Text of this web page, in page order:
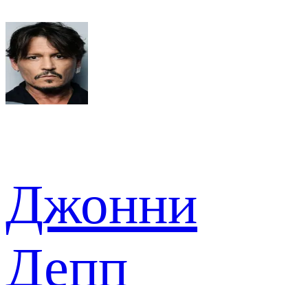
Джонни
Депп